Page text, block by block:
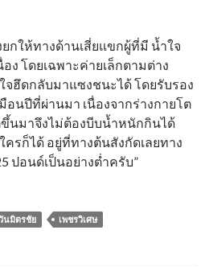
กให้ทางด้านเสี่ยแขกผู้ที่มี น้ำใจ
โดยเฉพาะค่ายเล็กตามต่าง
จฮึดกลับมาแซงชนะได้ โดยรับรอง
นปีที่ผ่านมา เนื่องจากร่างกายโต
นมาจึงไม่ต้องบีบน้ำหนักกินได้
ครก็ได้ อยู่ที่ทางต้นสังกัดเลยทาง
ปอนด์เป็นอย่างต่ำครับ”
นมิตรชัย เพชรวิเศษ